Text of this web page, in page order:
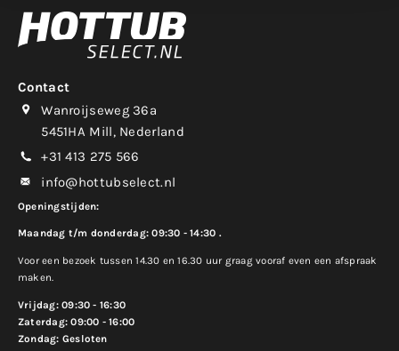
Contact
Wanroijseweg 36a
5451HA Mill, Nederland
+31 413 275 566
info@hottubselect.nl
Openingstijden:
Maandag t/m donderdag: 09:30 - 14:30 .
Voor een bezoek tussen 14.30 en 16.30 uur graag vooraf even een afspraak
maken.
Vrijdag: 09:30 - 16:30
Zaterdag: 09:00 - 16:00
Zondag: Gesloten